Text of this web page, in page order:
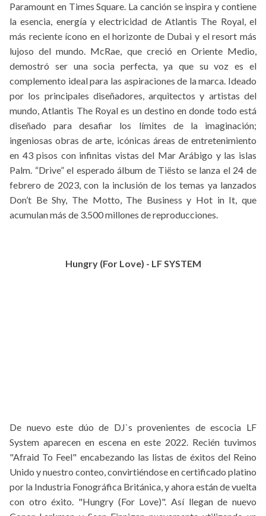
Paramount en Times Square. La canción se inspira y contiene
la esencia, energía y electricidad de Atlantis The Royal, el
más reciente ícono en el horizonte de Dubai y el resort más
lujoso del mundo. McRae, que creció en Oriente Medio,
demostró ser una socia perfecta, ya que su voz es el
complemento ideal para las aspiraciones de la marca. Ideado
por los principales diseñadores, arquitectos y artistas del
mundo, Atlantis The Royal es un destino en donde todo está
diseñado para desafiar los límites de la imaginación;
ingeniosas obras de arte, icónicas áreas de entretenimiento
en 43 pisos con infinitas vistas del Mar Arábigo y las islas
Palm. “Drive” el esperado álbum de Tiësto se lanza el 24 de
febrero de 2023, con la inclusión de los temas ya lanzados
Don’t Be Shy, The Motto, The Business y Hot in It, que
acumulan más de 3.500 millones de reproducciones.
Hungry (For Love) - LF SYSTEM
De nuevo este dúo de DJ`s provenientes de escocia LF
System aparecen en escena en este 2022. Recién tuvimos
"Afraid To Feel" encabezando las listas de éxitos del Reino
Unido y nuestro conteo, convirtiéndose en certificado platino
por la Industria Fonográfica Británica, y ahora están de vuelta
con otro éxito. "Hungry (For Love)". Así llegan de nuevo